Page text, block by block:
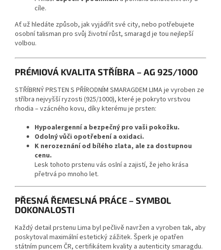
cíle.
Ať už hledáte způsob, jak vyjádřit své city, nebo potřebujete
osobní talisman pro svůj životní růst, smaragd je tou nejlepší
volbou.
PRÉMIOVÁ KVALITA STŘÍBRA – AG 925/1000
STŘÍBRNÝ PRSTEN S PŘÍRODNÍM SMARAGDEM LIMA je vyroben ze
stříbra nejvyšší ryzosti (925/1000), které je pokryto vrstvou
rhodia – vzácného kovu, díky kterému je prsten:
Hypoalergenní a bezpečný pro vaši pokožku.
Odolný vůči opotřebení a oxidaci.
K nerozeznání od bílého zlata, ale za dostupnou
cenu.
Lesk tohoto prstenu vás oslní a zajistí, že jeho krása
přetrvá po mnoho let.
PŘESNÁ ŘEMESLNÁ PRÁCE – SYMBOL
DOKONALOSTI
Každý detail prstenu Lima byl pečlivě navržen a vyroben tak, aby
poskytoval maximální estetický zážitek. Šperk je opatřen
státním puncem ČR, certifikátem kvality a autenticity smaragdu.